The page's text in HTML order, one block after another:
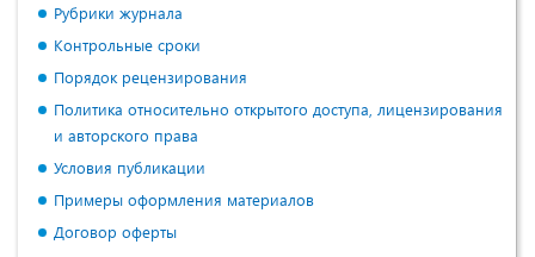
Рубрики журнала
Контрольные сроки
Порядок рецензирования
Политика относительно открытого доступа, лицензирования
и авторского права
Условия публикации
Примеры оформления материалов
Договор оферты